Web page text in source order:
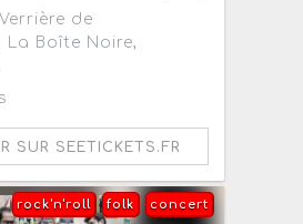
de
La Boîte Noire,
SUR SEETICKETS.FR
concert
folk
rock'n'roll